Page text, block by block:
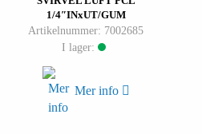
1/4″INxUT/GUM
Artikelnummer: 7002685
I lager:
Mer info